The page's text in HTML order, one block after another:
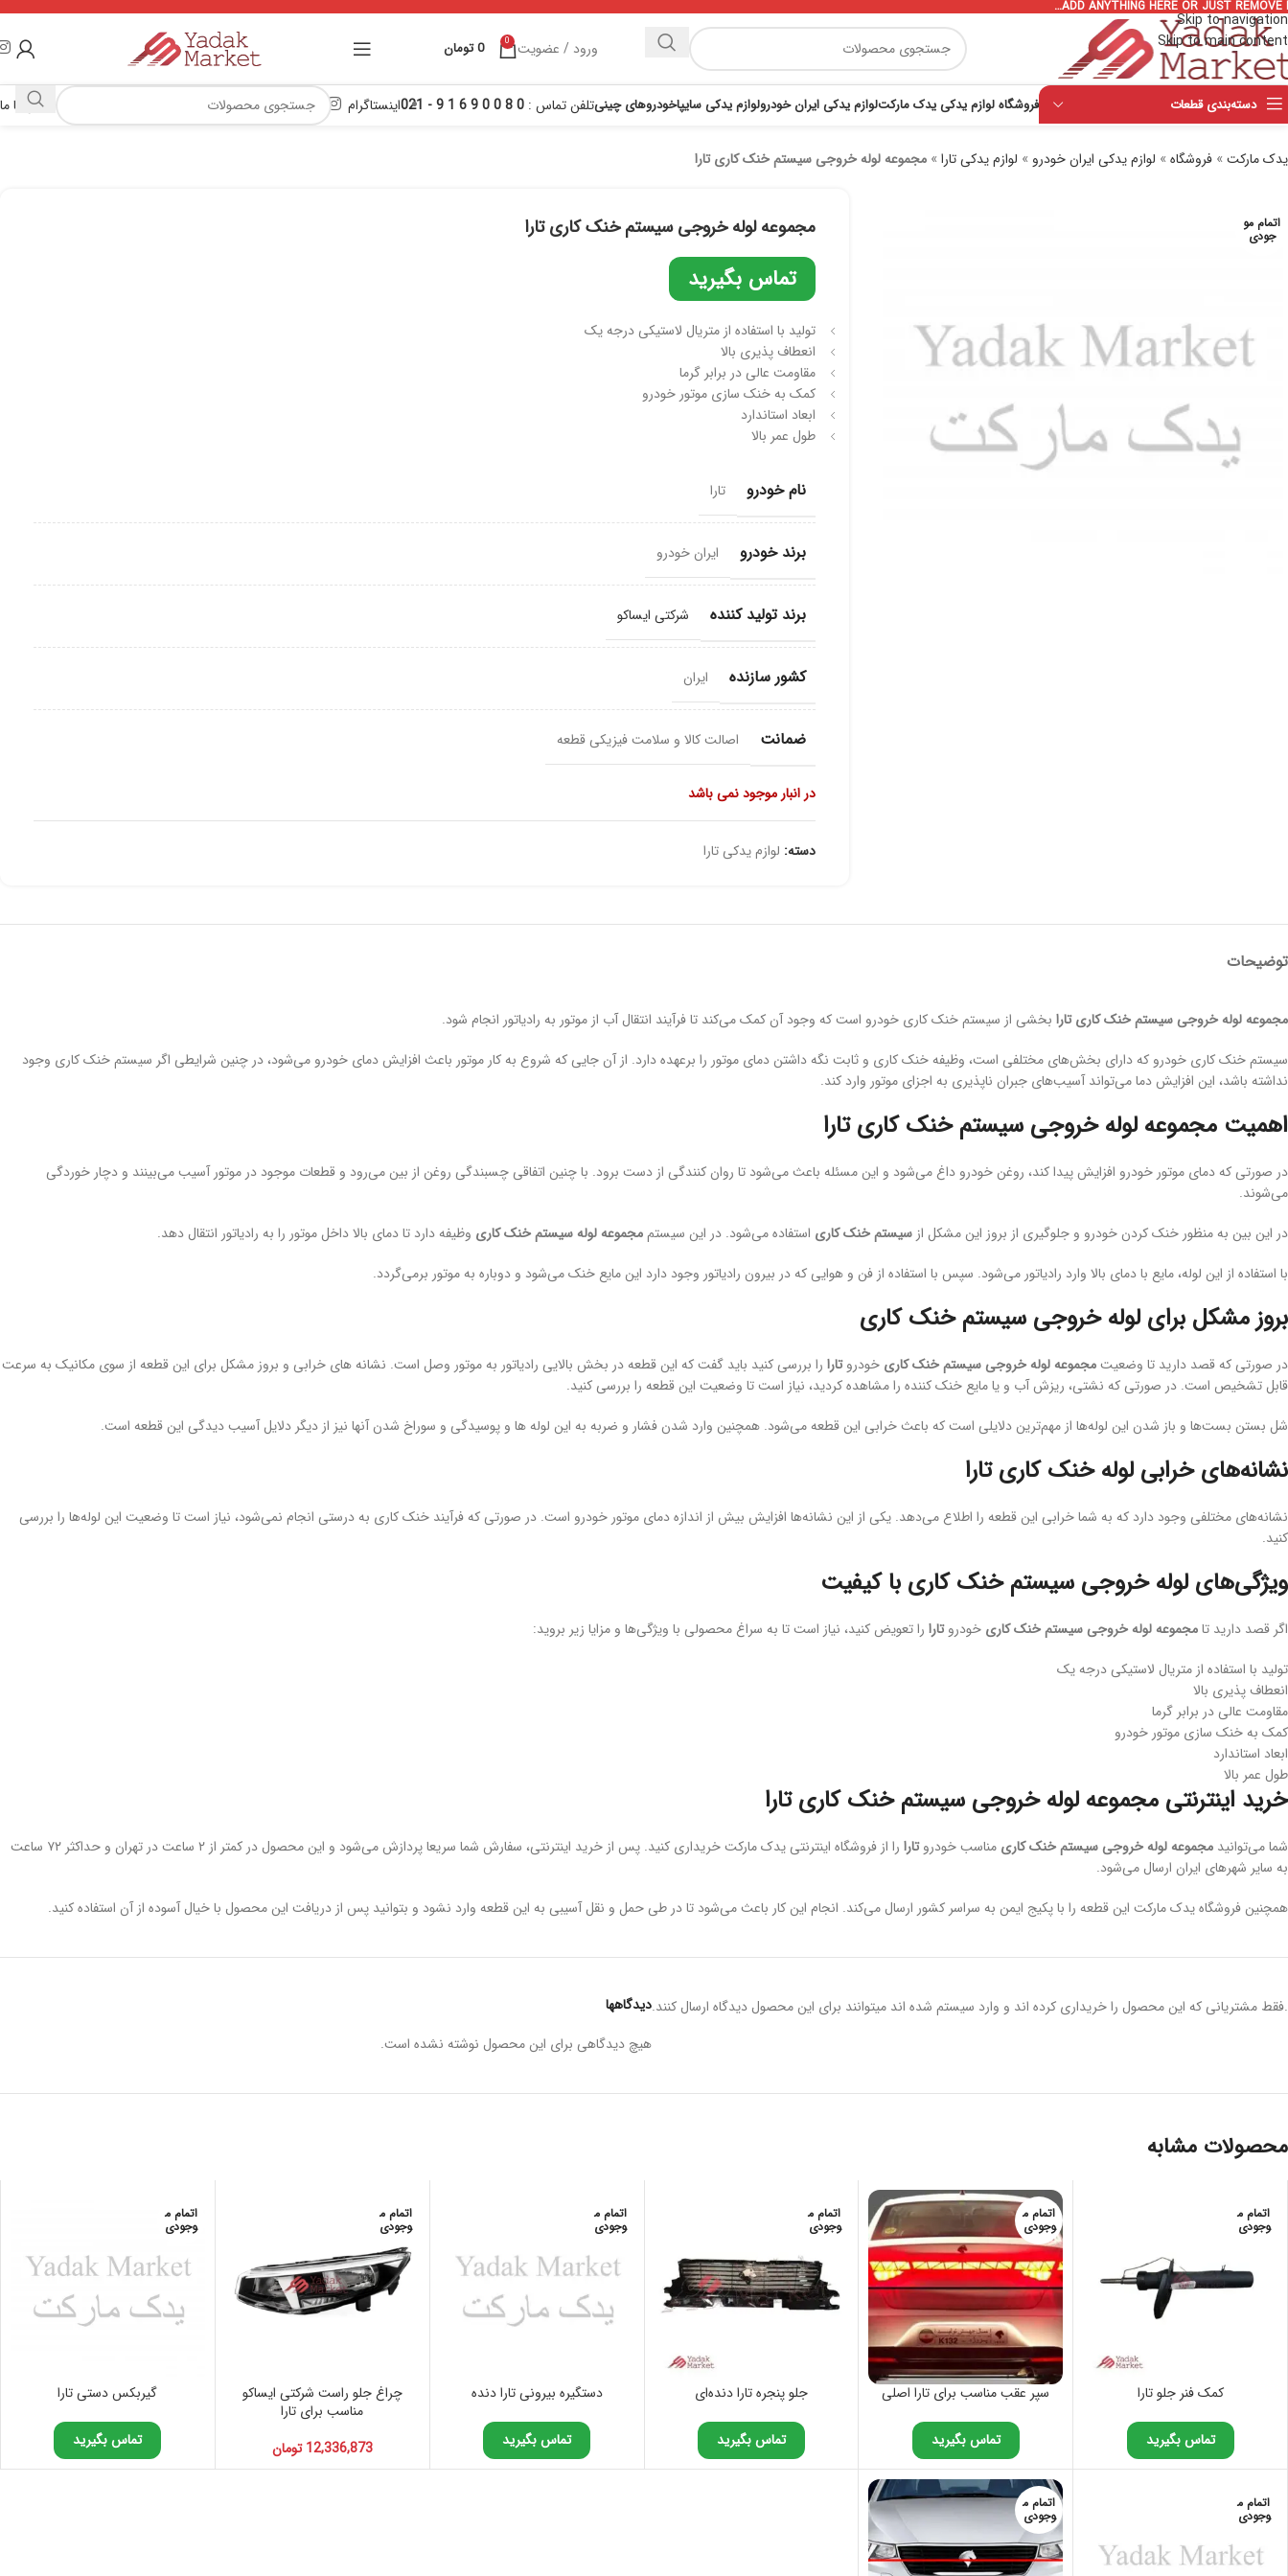
Skip to navigation
Skip to main content
ADD ANYTHING HERE OR JUST REMOVE
ورود / عضویت 0
0 تومان
دسته‌بندی قطعات فروشگاه لوازم یدکی یدک مارکتلوازم یدکی ایران خودرولوازم یدکی سایپاخودروهای چینیتلفن تماس : 0 8 0 0 9 6 1 9 - 021 اینستاگرام تماس با ما
یدک مارکت» فروشگاه» لوازم یدکی ایران خودرو » لوازم یدکی تارا» مجموعه لوله خروجی سیستم خنک کاری تارا
اتمام مو
جودی مجموعه لوله خروجی سیستم خنک کاری تارا
تماس بگیرید
تولید با استفاده از متریال لاستیکی درجه یک
انعطاف پذیری بالا
مقاومت عالی در برابر گرما
کمک به خنک سازی موتور خودرو
ابعاد استاندارد
طول عمر بالا
نام خودرو تارا
برند خودرو ایران خودرو
برند تولید کننده شرکتی ایساکو
کشور سازنده ایران
ضمانت اصالت کالا و سلامت فیزیکی قطعه
در انبار موجود نمی باشد
دسته: لوازم یدکی تارا
توضیحات
مجموعه لوله خروجی سیستم خنک کاری تارا بخشی از سیستم خنک کاری خودرو است که وجود آن کمک می‌کند تا فرآیند انتقال آب از موتور به رادیاتور انجام شود.
سیستم خنک کاری خودرو که دارای بخش‌های مختلفی است، وظیفه خنک کاری و ثابت نگه داشتن دمای موتور را برعهده دارد. از آن جایی که شروع به کار موتور باعث افزایش دمای خودرو می‌شود، در چنین شرایطی اگر سیستم خنک کاری وجود
نداشته باشد، این افزایش دما می‌تواند آسیب‌های جبران ناپذیری به اجزای موتور وارد کند.
اهمیت مجموعه لوله خروجی سیستم خنک کاری تارا
در صورتی که دمای موتور خودرو افزایش پیدا کند، روغن خودرو داغ می‌شود و این مسئله باعث می‌شود تا روان کنندگی از دست برود. با چنین اتفاقی چسبندگی روغن از بین می‌رود و قطعات موجود در موتور آسیب می‌بینند و دچار خوردگی
می‌شوند.
در این بین به منظور خنک کردن خودرو و جلوگیری از بروز این مشکل از سیستم خنک کاری استفاده می‌شود. در این سیستممجموعه لوله سیستم خنک کاری وظیفه دارد تا دمای بالا داخل موتور را به رادیاتور انتقال دهد.
با استفاده از این لوله، مایع با دمای بالا وارد رادیاتور می‌شود. سپس با استفاده از فن و هوایی که در بیرون رادیاتور وجود دارد این مایع خنک می‌شود و دوباره به موتور برمی‌گردد.
بروز مشکل برای لوله خروجی سیستم خنک کاری
در صورتی که قصد دارید تا وضعیتمجموعه لوله خروجی سیستم خنک کاری خودروتارا را بررسی کنید باید گفت که این قطعه در بخش بالایی رادیاتور به موتور وصل است. نشانه های خرابی و بروز مشکل برای این قطعه از سوی مکانیک به سرعت
قابل تشخیص است. در صورتی که نشتی، ریزش آب و یا مایع خنک کننده را مشاهده کردید، نیاز است تا وضعیت این قطعه را بررسی کنید.
شل بستن بست‌ها و باز شدن این لوله‌ها از مهم‌ترین دلایلی است که باعث خرابی این قطعه می‌شود. همچنین وارد شدن فشار و ضربه به این لوله ها و پوسیدگی و سوراخ شدن آنها نیز از دیگر دلایل آسیب دیدگی این قطعه است.
نشانه‌های خرابی لوله خنک کاری تارا
نشانه‌های مختلفی وجود دارد که به شما خرابی این قطعه را اطلاع می‌دهد. یکی از این نشانه‌ها افزایش بیش از اندازه دمای موتور خودرو است. در صورتی که فرآیند خنک کاری به درستی انجام نمی‌شود، نیاز است تا وضعیت این لوله‌ها را بررسی
کنید.
ویژگی‌های لوله خروجی سیستم خنک کاری با کیفیت
اگر قصد دارید تامجموعه لوله خروجی سیستم خنک کاری خودروتارا را تعویض کنید، نیاز است تا به سراغ محصولی با ویژگی‌ها و مزایا زیر بروید:
تولید با استفاده از متریال لاستیکی درجه یک
انعطاف پذیری بالا
مقاومت عالی در برابر گرما
کمک به خنک سازی موتور خودرو
ابعاد استاندارد
طول عمر بالا
خرید اینترنتی مجموعه لوله خروجی سیستم خنک کاری تارا
شما می‌توانید مجموعه لوله خروجی سیستم خنک کاری مناسب خودروتارا
را از فروشگاه اینترنتی یدک مارکت خریداری کنید. پس از خرید اینترنتی، سفارش شما سریعا پردازش می‌شود و این محصول در کمتر از ۲ ساعت در تهران و حداکثر ۷۲ ساعت
به سایر شهر‌های ایران ارسال می‌شود.
همچنین فروشگاه یدک مارکت این قطعه را با پکیج ایمن به سراسر کشور ارسال می‌کند. انجام این کار باعث می‌شود تا در طی حمل و نقل آسیبی به این قطعه وارد نشود و بتوانید پس از دریافت این محصول با خیال آسوده از آن استفاده کنید.
دیدگاهها
هیچ دیدگاهی برای این محصول نوشته نشده است.
.فقط مشتریانی که این محصول را خریداری کرده اند و وارد سیستم شده اند میتوانند برای این محصول دیدگاه ارسال کنند.
محصولات مشابه
اتمام م
وجودی
کمک فنر جلو تارا
تماس بگیرید
اتمام م
وجودی
سپر عقب مناسب برای تارا اصلی
تماس بگیرید
اتمام م
وجودی
جلو پنجره تارا دنده‌ای
تماس بگیرید
اتمام م
وجودی
دستگیره بیرونی تارا دنده
تماس بگیرید
اتمام م
وجودی
چراغ جلو راست شرکتی ایساکو
مناسب برای تارا
12,336,873 تومان
اتمام م
وجودی
گیربکس دستی تارا
تماس بگیرید
اتمام م
وجودی
اتمام م
وجودی